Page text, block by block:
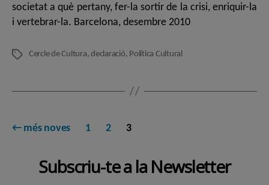
societat a què pertany, fer-la sortir de la crisi, enriquir-la
i vertebrar-la. Barcelona, desembre 2010
EtiquetesCercle de Cultura,declaració, Política Cultural
Paginació
← més noves 1 2 3
Subscriu-te a la Newsletter